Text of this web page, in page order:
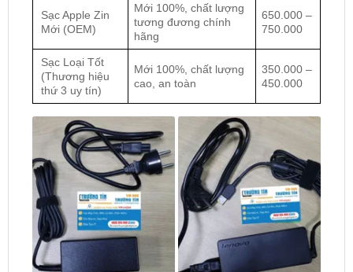
Sạc Apple Zin
Mới (OEM)
Mới 100%, chất lượng
tương đương chính
hãng
650.000 –
750.000
Sạc Loại Tốt
(Thương hiệu
thứ 3 uy tín)
Mới 100%, chất lượng
cao, an toàn
350.000 –
450.000